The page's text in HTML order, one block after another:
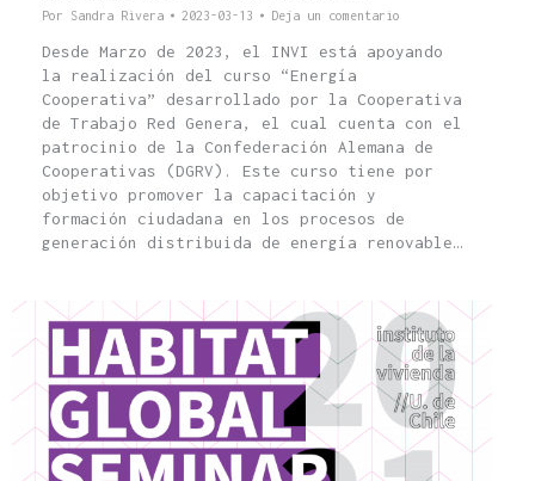
Por Sandra Rivera 2023-03-13 Deja un comentario
Desde Marzo de 2023, el INVI está apoyando
la realización del curso “Energía
Cooperativa” desarrollado por la Cooperativa
de Trabajo Red Genera, el cual cuenta con el
patrocinio de la Confederación Alemana de
Cooperativas (DGRV). Este curso tiene por
objetivo promover la capacitación y
formación ciudadana en los procesos de
generación distribuida de energía renovable…